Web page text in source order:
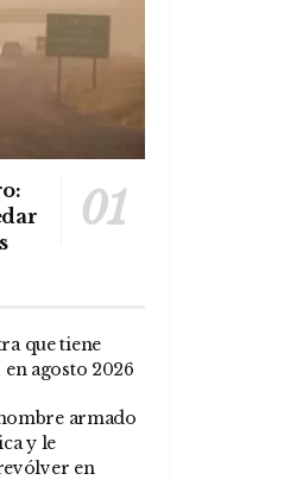
que tiene
en agosto 2026
armado
y le
en